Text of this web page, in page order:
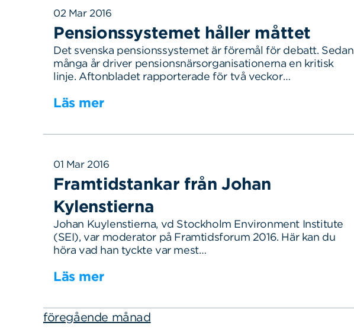
02 Mar 2016
Pensionssystemet håller måttet
Det svenska pensionssystemet är föremål för debatt. Sedan
många år driver pensionsnärsorganisationerna en kritisk
linje. Aftonbladet rapporterade för två veckor…
Läs mer
01 Mar 2016
Framtidstankar från Johan
Kylenstierna
Johan Kuylenstierna, vd Stockholm Environment Institute
(SEI), var moderator på Framtidsforum 2016. Här kan du
höra vad han tyckte var mest…
Läs mer
föregående månad